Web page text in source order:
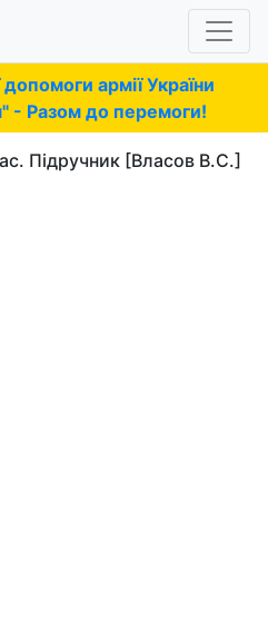
армії України
- Разом до перемоги!
Підручник [Власов В.С.]